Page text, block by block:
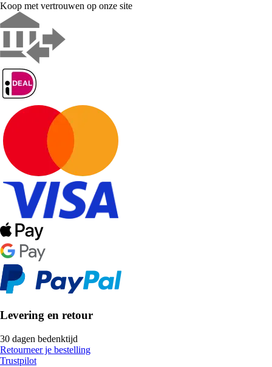
Koop met vertrouwen op onze site
Levering en retour
30 dagen bedenktijd
Retourneer je bestelling
Trustpilot